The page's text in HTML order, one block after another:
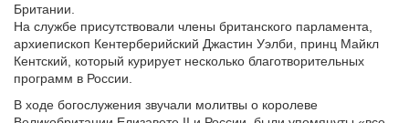
Британии.
На службе присутствовали члены британского парламента,
архиепископ Кентерберийский Джастин Уэлби, принц Майкл
Кентский, который курирует несколько благотворительных
программ в России.
В ходе богослужения звучали молитвы о королеве